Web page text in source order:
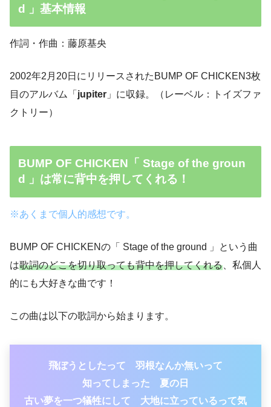
d 」基本情報
作詞・作曲：藤原基央
2002年2月20日にリリースされたBUMP OF CHICKEN3枚
目のアルバム「 jupiter 」に収録。（レーベル：トイズファ
クトリー）
BUMP OF CHICKEN「 Stage of the groun
d 」は常に背中を押してくれる！
※あくまで個人的感想です。
BUMP OF CHICKENの「 Stage of the ground 」という曲
は歌詞のどこを切り取っても背中を押してくれる 、私個人
的にも大好きな曲です！
この曲は以下の歌詞から始まります。
飛ぼうとしたって 羽根なんか無いって
知ってしまった 夏の日
古い夢を一つ犠牲にして 大地に立っているって気